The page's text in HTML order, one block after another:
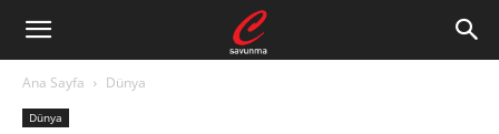
Ana Sayfa Dünya
Dünya